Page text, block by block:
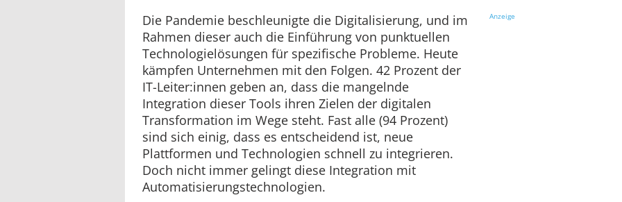
Die Pandemie beschleunigte die Digitalisierung, und im
Rahmen dieser auch die Einführung von punktuellen
Technologielösungen für spezifische Probleme. Heute
kämpfen Unternehmen mit den Folgen. 42 Prozent der
IT-Leiter:innen geben an, dass die mangelnde
Integration dieser Tools ihren Zielen der digitalen
Transformation im Wege steht. Fast alle (94 Prozent)
sind sich einig, dass es entscheidend ist, neue
Plattformen und Technologien schnell zu integrieren.
Doch nicht immer gelingt diese Integration mit
Automatisierungstechnologien.
Anzeige